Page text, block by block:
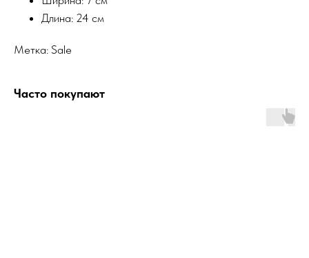
Длина: 24 см
Метка: Sale
Часто покупают